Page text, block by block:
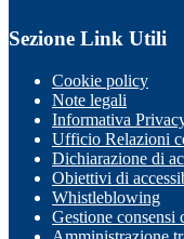
Sezione Link Utili
Cookie policy
Note legali
Informativa
Ufficio Relazioni
Dichiarazione di
Obiettivi di
Whistleblowing
Gestione consensi